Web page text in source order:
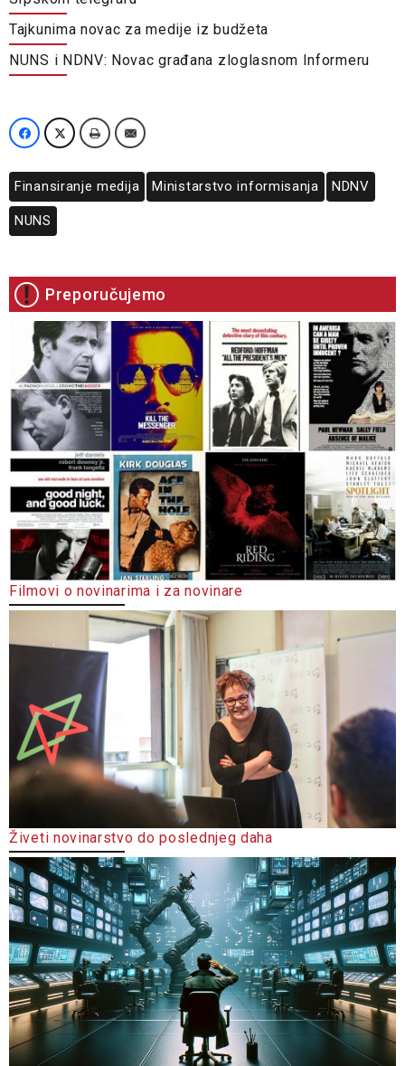
Tajkunima novac za medije iz budžeta
NUNS i NDNV: Novac građana zloglasnom Informeru
Finansiranje medija Ministarstvo informisanja NDNV
NUNS
Preporučujemo
Filmovi o novinarima i za novinare
Živeti novinarstvo do poslednjeg daha